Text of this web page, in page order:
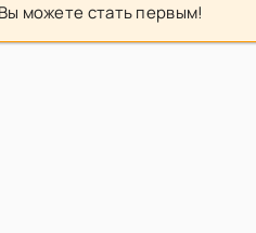
можете стать первым!